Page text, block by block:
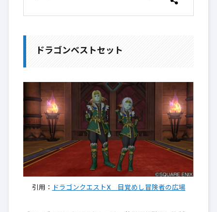
ドラゴンベストセット
引用： ドラゴンクエストX 目覚めし冒険者の広場